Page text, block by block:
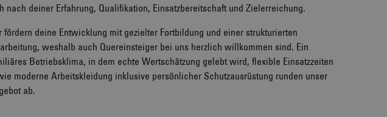
nach deiner Erfahrung, Qualifikation, Einsatzbereitschaft und Zielerreichung.
fördern deine Entwicklung mit gezielter Fortbildung und einer strukturierten
weshalb auch Quereinsteiger bei uns herzlich willkommen sind. Ein
Betriebsklima, in dem echte Wertschätzung gelebt wird, flexible Einsatzzeiten
moderne Arbeitskleidung inklusive persönlicher Schutzausrüstung runden unser
ab.